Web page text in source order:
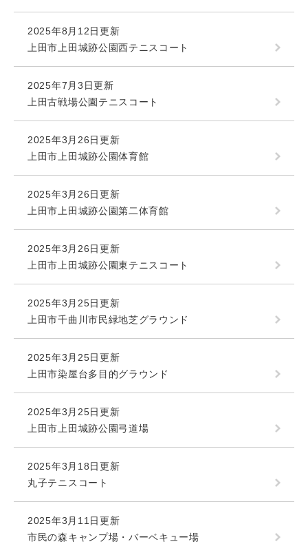
2025年8月12日更新
上田市上田城跡公園西テニスコート
2025年7月3日更新
上田古戦場公園テニスコート
2025年3月26日更新
上田市上田城跡公園体育館
2025年3月26日更新
上田市上田城跡公園第二体育館
2025年3月26日更新
上田市上田城跡公園東テニスコート
2025年3月25日更新
上田市千曲川市民緑地芝グラウンド
2025年3月25日更新
上田市染屋台多目的グラウンド
2025年3月25日更新
上田市上田城跡公園弓道場
2025年3月18日更新
丸子テニスコート
2025年3月11日更新
市民の森キャンプ場・バーベキュー場